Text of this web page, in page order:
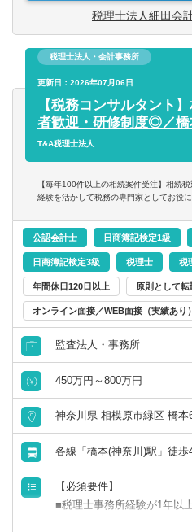
税理士法人細田会
税理士法人・会計事務所
更新日：2026年07月06日
【税務コンサルタント
者歓迎・研修制度◎／橋
T&A税理士法人
【毎年100件以上の相続案件受注】相続
経験を活かして税務の専門家としてお役に
公認会計士 日商簿記検定1級
日商簿記検定3級 税理士 税
年間休日120日以上 原則として転
オンライン面接／WEB面接（実績あり）
監査法人・事務所
450万円～800万円
神奈川県 相模原市緑区 橋本
各線「橋本(神奈川)駅」徒歩
【必須要件】
■税理士事務所経験が1年以